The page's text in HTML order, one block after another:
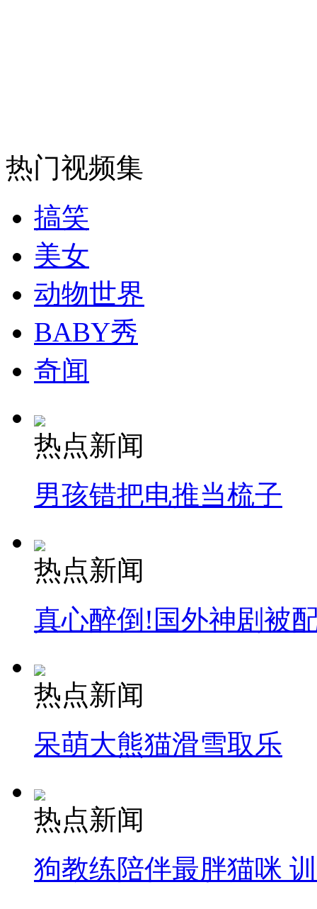
司机酒驾遇交警 急速倒车逃窜
热门视频集
搞笑
美女
动物世界
BABY秀
奇闻
热点新闻
男孩错把电推当梳子
热点新闻
真心醉倒!国外神剧被
热点新闻
呆萌大熊猫滑雪取乐
热点新闻
狗教练陪伴最胖猫咪